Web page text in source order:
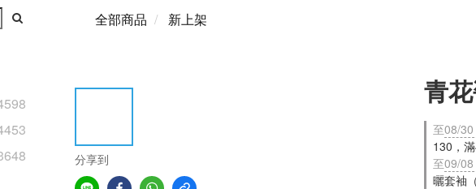
全部商品 新上架
分享到
青
至08/
130，
至09/
曬套袖